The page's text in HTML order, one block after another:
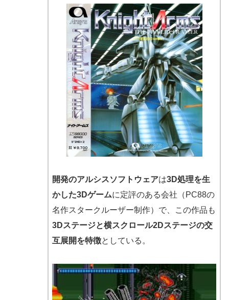
開発のアルシスソフトウェアは3D処理を生
かした3Dゲームに定評のある会社（PC88の
名作スタークルーザー制作）で、この作品も
3Dステージと横スクロール2Dステージの交
互展開を特徴としている。